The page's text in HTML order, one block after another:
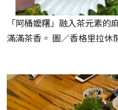
「阿桶嬤糬」融入茶元素的
滿滿茶香。 圖／香格里拉休